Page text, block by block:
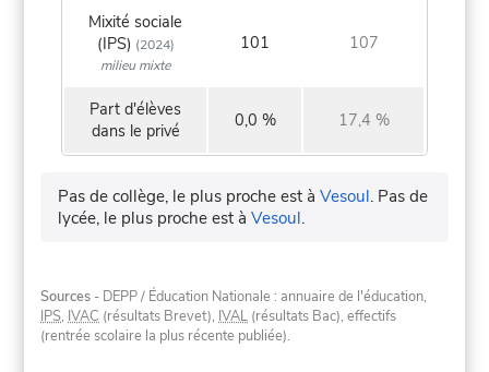
Mixité sociale
(IPS) (2024)
milieu mixte
101 107
Part d'élèves
dans le privé
0,0 % 17,4 %
Pas de collège, le plus proche est àVesoul. Pas de
lycée, le plus proche est àVesoul.
Sources - DEPP / Éducation Nationale : annuaire de l'éducation,
IPS, IVAC (résultats Brevet), IVAL (résultats Bac), effectifs
(rentrée scolaire la plus récente publiée).